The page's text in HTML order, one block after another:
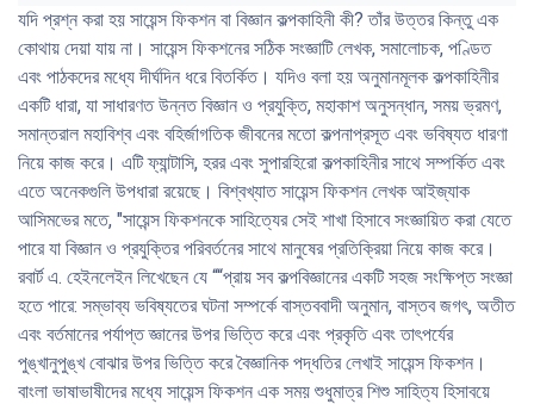
নিয়েছিলাম এক সম্মেলনে, যেখানে তিনি পৃথিবীর কয়েক হাজার বিজ্ঞানীর সামনে আমাকে
পরিচয় করিয়ে দিয়েছিলেন। বাংলাদেশের মানুষ সাহিত্য পাঠের সঙ্গে বিজ্ঞান মনস্ক হয়ে
উঠুক। সেবচনের মাধ্যমে লিখেছিলাম “বিজ্ঞানমনস্কতা একটি দর্শন, একটি প্রসেস।
ডাক্তারি, ইঞ্জিনীয়ারিং বা অন্য বিজ্ঞান বিষয়ে পড়ে, এমন কি একটি পিএইচডি ডিগ্রী লাভ
করেও তা তৈরি হয় না। বিজ্ঞানমনস্ক হওয়া এক ধরনের সাধনা, পুরনোকে ঝেড়ে ফেলে
কঠিন, কঠোর সত্যকে গ্রহণ করার সাধনা। বিজ্ঞানমনস্কতা ছাড়া মানব সমাজের মুক্তি
নেই।“ আমার এই প্রবচনটি গুরুত্বপূর্ণ এজন্যে যে মানব মুক্তি বলতে শুধু অর্থনৈতিক
মুক্তিই না, চিন্তার স্বাধীনতা, মানুষের কল্যাণ, সমাজের উত্তিরণ সমস্ত কিছু বুঝায়।
সায়েন্স ফিকশনের সম্ভাবনাময় কাহিনি ও সাহিত্য রসের মধ্য দিয়ে সেই বিজ্ঞানমনস্কতা
তৈরি হলেই এই লেখাগুলো সার্থক হবে।
যদি প্রশ্ন করা হয় সায়েন্স ফিকশন বা বিজ্ঞান কল্পকাহিনী কী? তাঁর উত্তর কিন্তু এক
কোথায় দেয়া যায় না। সায়েন্স ফিকশনের সঠিক সংজ্ঞাটি লেখক, সমালোচক, পণ্ডিত
এবং পাঠকদের মধ্যে দীর্ঘদিন ধরে বিতর্কিত। যদিও বলা হয় অনুমানমূলক কল্পকাহিনীর
একটি ধারা, যা সাধারণত উন্নত বিজ্ঞান ও প্রযুক্তি, মহাকাশ অনুসন্ধান, সময় ভ্রমণ,
সমান্তরাল মহাবিশ্ব এবং বহির্জাগতিক জীবনের মতো কল্পনাপ্রসূত এবং ভবিষ্যত ধারণা
নিয়ে কাজ করে। এটি ফ্যান্টাসি, হরর এবং সুপারহিরো কল্পকাহিনীর সাথে সম্পর্কিত এবং
এতে অনেকগুলি উপধারা রয়েছে। বিশ্বখ্যাত সায়েন্স ফিকশন লেখক আইজ্যাক
আসিমভের মতে, "সায়েন্স ফিকশনকে সাহিত্যের সেই শাখা হিসাবে সংজ্ঞায়িত করা যেতে
পারে যা বিজ্ঞান ও প্রযুক্তির পরিবর্তনের সাথে মানুষের প্রতিক্রিয়া নিয়ে কাজ করে।
রবার্ট এ. হেইনলেইন লিখেছেন যে ““প্রায় সব কল্পবিজ্ঞানের একটি সহজ সংক্ষিপ্ত সংজ্ঞা
হতে পারে: সম্ভাব্য ভবিষ্যতের ঘটনা সম্পর্কে বাস্তববাদী অনুমান, বাস্তব জগৎ, অতীত
এবং বর্তমানের পর্যাপ্ত জ্ঞানের উপর ভিত্তি করে এবং প্রকৃতি এবং তাৎপর্যের
পুঙ্খানুপুঙ্খ বোঝার উপর ভিত্তি করে বৈজ্ঞানিক পদ্ধতির লেখাই সায়েন্স ফিকশন।
বাংলা ভাষাভাষীদের মধ্যে সায়েন্স ফিকশন এক সময় শুধুমাত্র শিশু সাহিত্য হিসাবয়ে